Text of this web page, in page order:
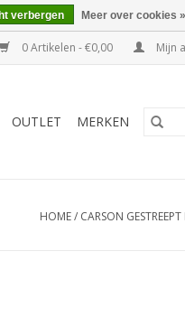
0 Artikelen - €0,00 Mijn
OUTLET MERKEN
HOME/ CARSON
verbergen Meer over cookies »